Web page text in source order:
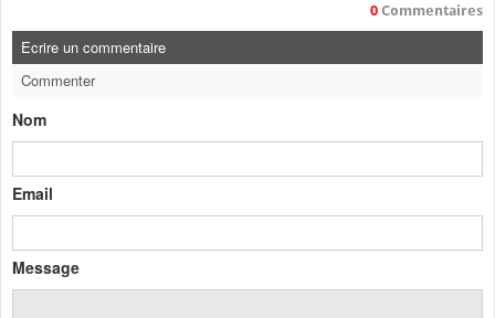
0 Commentaires
Ecrire un commentaire
Commenter
Nom
Email
Message